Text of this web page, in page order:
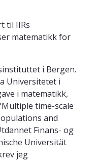
til IIRs
matematikk for
i Bergen.
Universitetet i
i matematikk,
time-scale
and
Finans- og
Universität
jeg